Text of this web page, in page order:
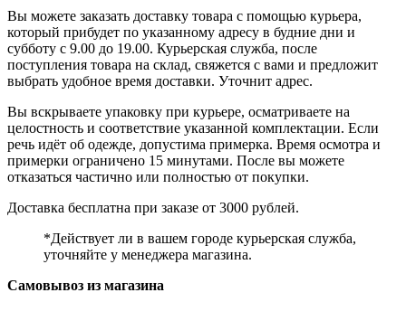
Вы можете заказать доставку товара с помощью курьера,
который прибудет по указанному адресу в будние дни и
субботу с 9.00 до 19.00. Курьерская служба, после
поступления товара на склад, свяжется с вами и предложит
выбрать удобное время доставки. Уточнит адрес.
Вы вскрываете упаковку при курьере, осматриваете на
целостность и соответствие указанной комплектации. Если
речь идёт об одежде, допустима примерка. Время осмотра и
примерки ограничено 15 минутами. После вы можете
отказаться частично или полностью от покупки.
Доставка бесплатна при заказе от 3000 рублей.
*Действует ли в вашем городе курьерская служба,
уточняйте у менеджера магазина.
Самовывоз из магазина